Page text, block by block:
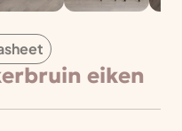
eiken